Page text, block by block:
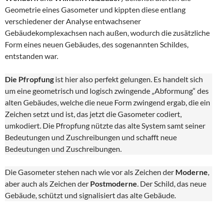
Geometrie eines Gasometer und kippten diese entlang
verschiedener der Analyse entwachsener
Gebäudekomplexachsen nach außen, wodurch die zusätzliche
Form eines neuen Gebäudes, des sogenannten Schildes,
entstanden war.
Die Pfropfung ist hier also perfekt gelungen. Es handelt sich
um eine geometrisch und logisch zwingende „Abformung“ des
alten Gebäudes, welche die neue Form zwingend ergab, die ein
Zeichen setzt und ist, das jetzt die Gasometer codiert,
umkodiert. Die Pfropfung nützte das alte System samt seiner
Bedeutungen und Zuschreibungen und schafft neue
Bedeutungen und Zuschreibungen.
Die Gasometer stehen nach wie vor als Zeichen der Moderne,
aber auch als Zeichen der Postmoderne. Der Schild, das neue
Gebäude, schützt und signalisiert das alte Gebäude.